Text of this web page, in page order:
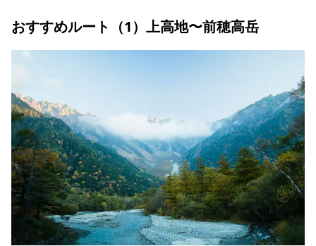
おすすめルート（1）上高地〜前穂高岳